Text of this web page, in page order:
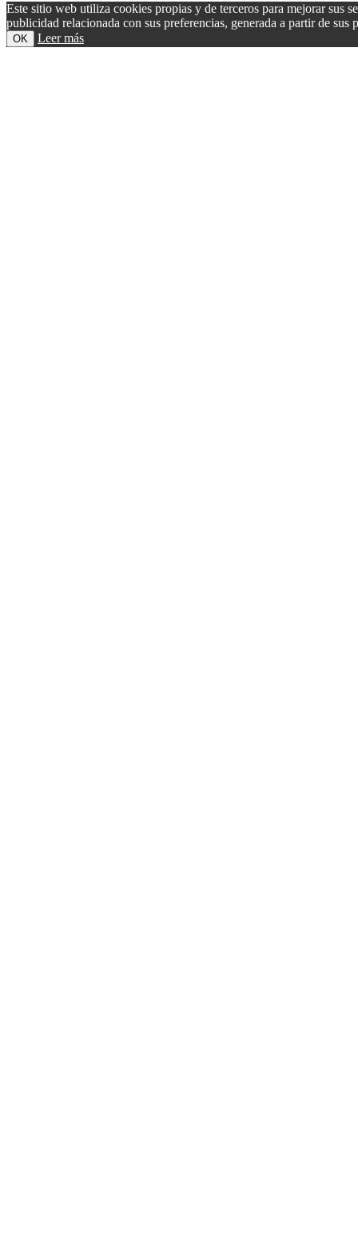
Este sitio web utiliza cookies propias y de terceros para mejorar sus
publicidad relacionada con sus preferencias, generada a partir de
OK Leer más